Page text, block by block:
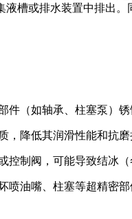
液槽或排水装置中排出
件（如轴承、柱塞泵）
，降低其润滑性能和抗
控制阀，可能导致结冰
喷油嘴、柱塞等超精密